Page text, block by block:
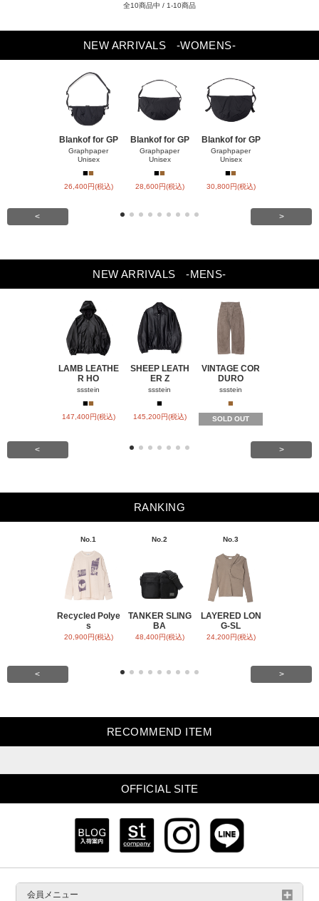
全10商品中 / 1-10商品
NEW ARRIVALS -WOMENS-
Blankof for GP
Graphpaper
Unisex
■■
26,400円(税込)
Blankof for GP
Graphpaper
Unisex
■■
28,600円(税込)
Blankof for GP
Graphpaper
Unisex
■■
30,800円(税込)
< >
NEW ARRIVALS -MENS-
LAMB LEATHE
R HO
ssstein
■■
147,400円(税込)
SHEEP LEATH
ER Z
ssstein
■
145,200円(税込)
VINTAGE COR
DURO
ssstein
■
SOLD OUT
< >
RANKING
No.1
Recycled Polye
s
20,900円(税込)
No.2
TANKER SLING
BA
48,400円(税込)
No.3
LAYERED LON
G-SL
24,200円(税込)
< >
RECOMMEND ITEM
OFFICIAL SITE
会員メニュー